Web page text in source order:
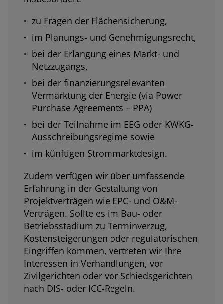
zu Fragen der Flächensicherung,
im Planungs- und Genehmigungsrecht,
bei der Erlangung eines Markt- und
Netzzugangs,
bei der finanzierungsrelevanten
Vermarktung der Energie (via Power
Purchase Agreements – PPA)
bei der Teilnahme im EEG oder KWKG-
Ausschreibungsregime sowie
im künftigen Strommarktdesign.
Zudem verfügen wir über umfassende
Erfahrung in der Gestaltung von
Projektverträgen wie EPC- und O&M-
Verträgen. Sollte es im Bau- oder
Betriebsstadium zu Terminverzug,
Kostensteigerungen oder regulatorischen
Eingriffen kommen, vertreten wir Ihre
Interessen in Verhandlungen, vor
Zivilgerichten oder vor Schiedsgerichten
nach DIS- oder ICC-Regeln.